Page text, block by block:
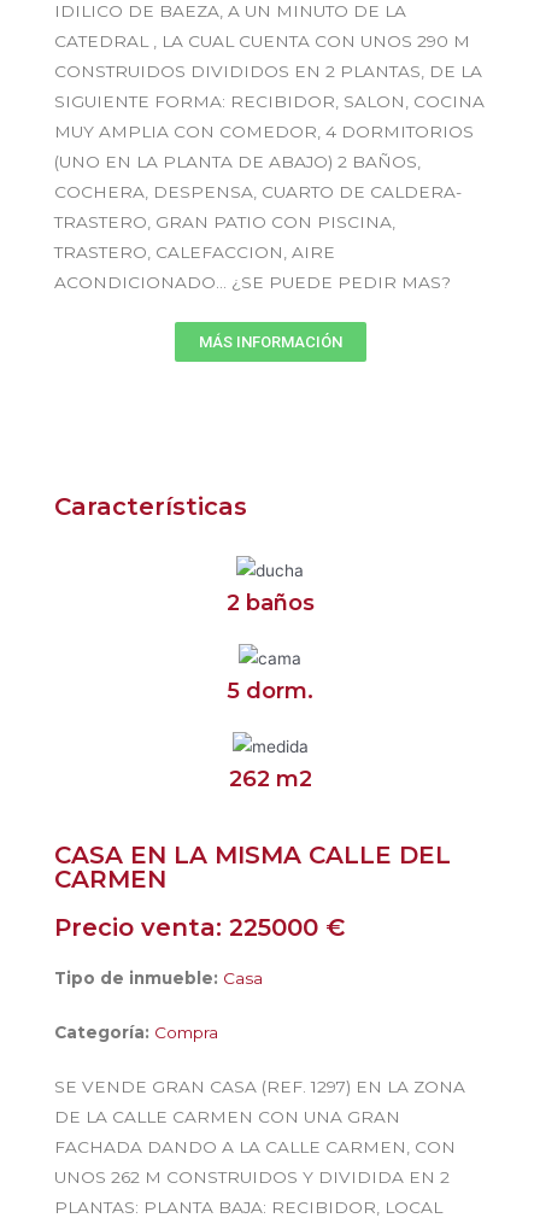
IDILICO DE BAEZA, A UN MINUTO DE LA
CATEDRAL , LA CUAL CUENTA CON UNOS 290 M
CONSTRUIDOS DIVIDIDOS EN 2 PLANTAS, DE LA
SIGUIENTE FORMA: RECIBIDOR, SALON, COCINA
MUY AMPLIA CON COMEDOR, 4 DORMITORIOS
(UNO EN LA PLANTA DE ABAJO) 2 BAÑOS,
COCHERA, DESPENSA, CUARTO DE CALDERA-
TRASTERO, GRAN PATIO CON PISCINA,
TRASTERO, CALEFACCION, AIRE
ACONDICIONADO… ¿SE PUEDE PEDIR MAS?
MÁS INFORMACIÓN
Características
2 baños
5 dorm.
262 m2
CASA EN LA MISMA CALLE DEL
CARMEN
Precio venta: 225000 €
Tipo de inmueble: Casa
Categoría: Compra
SE VENDE GRAN CASA (REF. 1297) EN LA ZONA
DE LA CALLE CARMEN CON UNA GRAN
FACHADA DANDO A LA CALLE CARMEN, CON
UNOS 262 M CONSTRUIDOS Y DIVIDIDA EN 2
PLANTAS: PLANTA BAJA: RECIBIDOR, LOCAL